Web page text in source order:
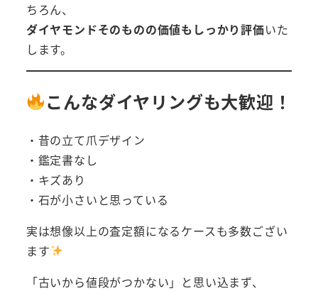
ちろん、
ダイヤモンドそのものの価値もしっかり評価いた
します。
こんなダイヤリングも大歓迎！
・昔の立て爪デザイン
・鑑定書なし
・キズあり
・石が小さいと思っている
実は想像以上の査定額になるケースも多数ござい
ます
「古いから値段がつかない」と思い込まず、